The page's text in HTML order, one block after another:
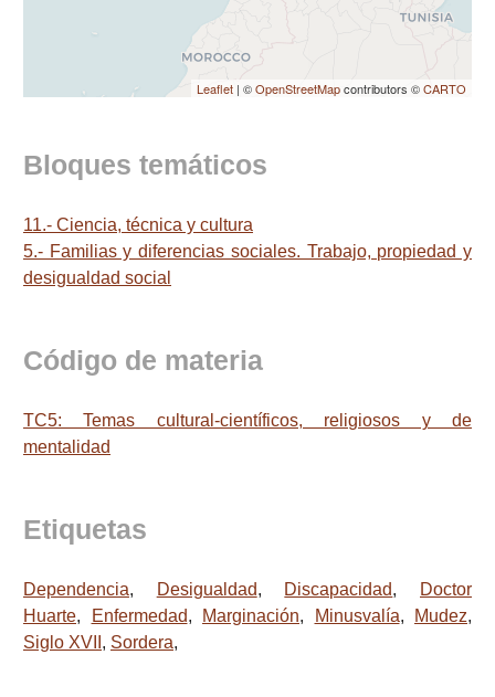
Leaflet | ©OpenStreetMapcontributors ©CARTO
Bloques temáticos
11.- Ciencia, técnica y cultura
5.- Familias y diferencias sociales. Trabajo, propiedad y
desigualdad social
Código de materia
TC5: Temas cultural-científicos, religiosos y de
mentalidad
Etiquetas
Dependencia, Desigualdad, Discapacidad,
Doctor
Huarte, Enfermedad, Marginación, Minusvalía, Mudez,
Siglo XVII , Sordera,